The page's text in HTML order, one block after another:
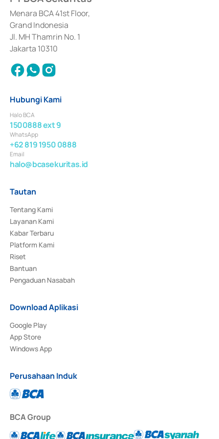
dan izin usaha lainnya dari Bank Indonesia sebagai Lembaga Pendukung
Penerbitan, Transaksi, serta Penatausahaan dan Penyelesaian Transaksi
Surat Berharga Komersial yang izinnya diterbitkan pada tahun 2018.
Menara BCA 41st Floor,
Grand Indonesia
Jl. MH Thamrin No. 1
Jakarta 10310
Hubungi Kami
Halo BCA
1500888 ext 9
WhatsApp
+62 819 1950 0888
Email
halo@bcasekuritas.id
Tautan
Tentang Kami
Layanan Kami
Kabar Terbaru
Platform Kami
Riset
Bantuan
Pengaduan Nasabah
Download Aplikasi
Google Play
App Store
Windows App
Perusahaan Induk
BCA Group